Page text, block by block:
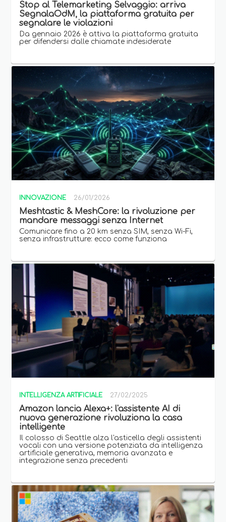
Stop al Telemarketing Selvaggio: arriva
SegnalaOdM, la piattaforma gratuita per
segnalare le violazioni
Da gennaio 2026 è attiva la piattaforma gratuita
per difendersi dalle chiamate indesiderate
INNOVAZIONE 26/01/2026
Meshtastic & MeshCore: la rivoluzione per
mandare messaggi senza Internet
Comunicare fino a 20 km senza SIM, senza Wi-Fi,
senza infrastrutture: ecco come funziona
INTELLIGENZA ARTIFICIALE 27/02/2025
Amazon lancia Alexa+: l'assistente AI di
nuova generazione rivoluziona la casa
intelligente
Il colosso di Seattle alza l'asticella degli assistenti
vocali con una versione potenziata da intelligenza
artificiale generativa, memoria avanzata e
integrazione senza precedenti